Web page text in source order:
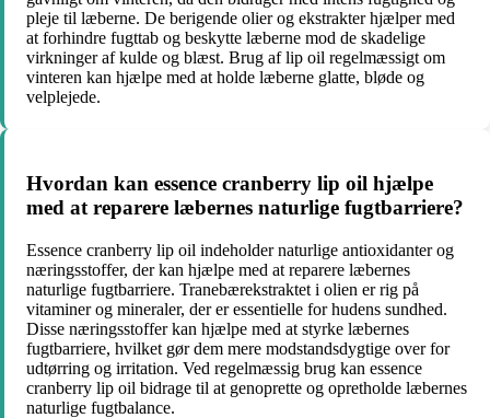
pleje til læberne. De berigende olier og ekstrakter hjælper med
at forhindre fugttab og beskytte læberne mod de skadelige
virkninger af kulde og blæst. Brug af lip oil regelmæssigt om
vinteren kan hjælpe med at holde læberne glatte, bløde og
velplejede.
Hvordan kan essence cranberry lip oil hjælpe
med at reparere læbernes naturlige fugtbarriere?
Essence cranberry lip oil indeholder naturlige antioxidanter og
næringsstoffer, der kan hjælpe med at reparere læbernes
naturlige fugtbarriere. Tranebærekstraktet i olien er rig på
vitaminer og mineraler, der er essentielle for hudens sundhed.
Disse næringsstoffer kan hjælpe med at styrke læbernes
fugtbarriere, hvilket gør dem mere modstandsdygtige over for
udtørring og irritation. Ved regelmæssig brug kan essence
cranberry lip oil bidrage til at genoprette og opretholde læbernes
naturlige fugtbalance.